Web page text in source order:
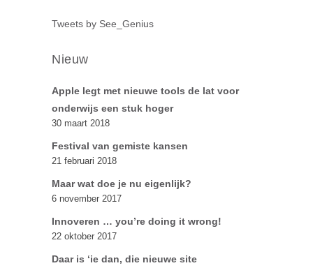
Tweets by See_Genius
Nieuw
Apple legt met nieuwe tools de lat voor
onderwijs een stuk hoger
30 maart 2018
Festival van gemiste kansen
21 februari 2018
Maar wat doe je nu eigenlijk?
6 november 2017
Innoveren … you’re doing it wrong!
22 oktober 2017
Daar is ‘ie dan, die nieuwe site